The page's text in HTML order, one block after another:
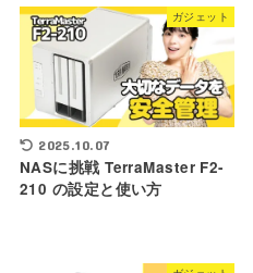
ガジェット
2025.10.07
NASに挑戦 TerraMaster F2-
210 の設定と使い方